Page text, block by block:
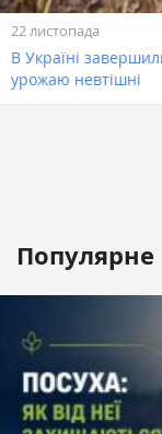
22 листопада
В Україні
урожаю невтішні
Популярне